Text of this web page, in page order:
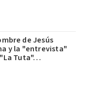
de Jesús
y la "entrevista"
Tuta"…